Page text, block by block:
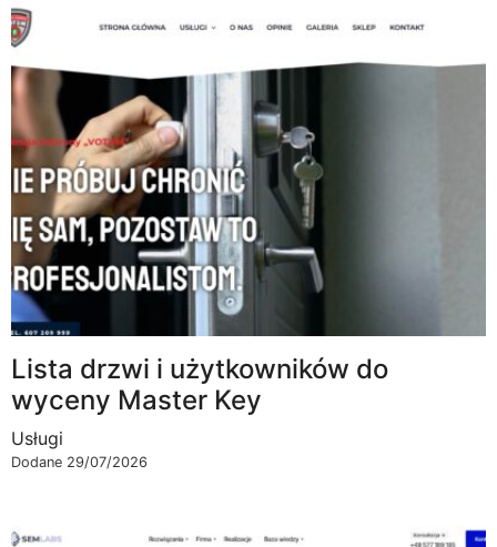
Lista drzwi i użytkowników do
wyceny Master Key
Usługi
Dodane 29/07/2026